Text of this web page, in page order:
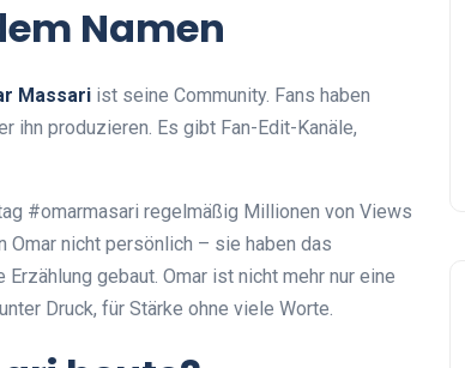
Namen
Massari ist seine Community. Fans haben
ihn produzieren. Es gibt Fan-Edit-Kanäle,
#omarmasari regelmäßig Millionen von Views
nicht persönlich – sie haben das
gebaut. Omar ist nicht mehr nur eine
Druck, für Stärke ohne viele Worte.